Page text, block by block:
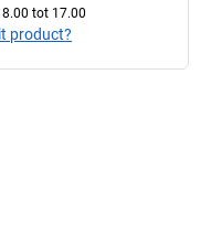
tot 17.00
product?